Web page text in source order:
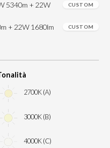
5340m + 22W
CUSTOM
+ 22W 1680lm
CUSTOM
2700K (A)
3000K (B)
4000K (C)